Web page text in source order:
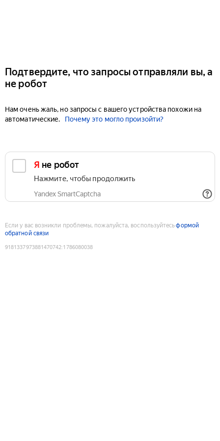
Подтвердите, что запросы отправляли вы, а
не робот
Нам очень жаль, но запросы с вашего устройства похожи на
автоматические.
Почему это могло произойти?
Я не робот
Нажмите, чтобы продолжить
Yandex SmartCaptcha
Если у вас возникли проблемы, пожалуйста, воспользуйтесьформой
обратной связи
9181337973881470742:1786080038